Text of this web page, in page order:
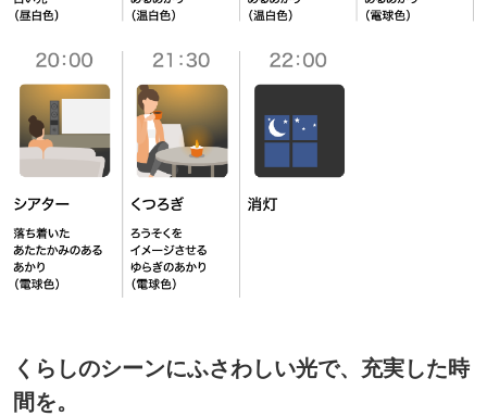
くらしのシーンにふさわしい光で、充実した時
間を。